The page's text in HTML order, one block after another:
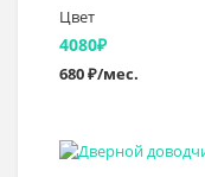
Цвет
4080₽
680 ₽/мес.